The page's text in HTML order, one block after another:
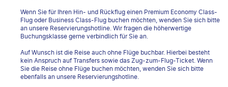
Wenn Sie für Ihren Hin- und Rückflug einen Premium Economy Class-
Flug oder Business Class-Flug buchen möchten, wenden Sie sich bitte
an unsere Reservierungshotline. Wir fragen die höherwertige
Buchungsklasse gerne verbindlich für Sie an.
Auf Wunsch ist die Reise auch ohne Flüge buchbar. Hierbei besteht
kein Anspruch auf Transfers sowie das Zug-zum-Flug-Ticket. Wenn
Sie die Reise ohne Flüge buchen möchten, wenden Sie sich bitte
ebenfalls an unsere Reservierungshotline.